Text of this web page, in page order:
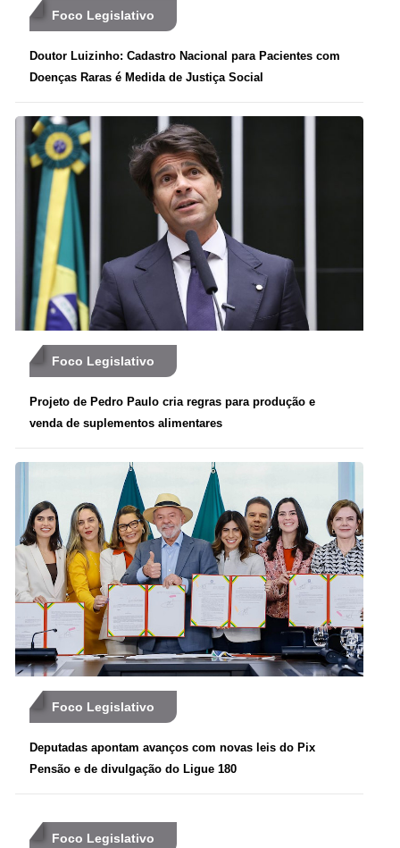
Foco Legislativo
Doutor Luizinho: Cadastro Nacional para Pacientes com
Doenças Raras é Medida de Justiça Social
Foco Legislativo
Projeto de Pedro Paulo cria regras para produção e
venda de suplementos alimentares
Foco Legislativo
Deputadas apontam avanços com novas leis do Pix
Pensão e de divulgação do Ligue 180
Foco Legislativo